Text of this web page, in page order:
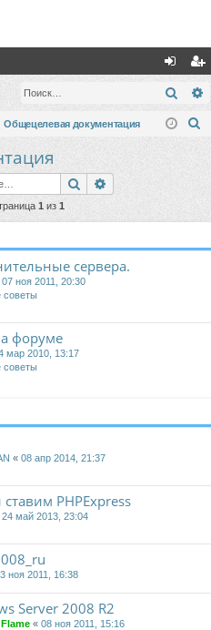
хо
д
ег
ис
Общецелевая документация
Поиск
1 из 1
сервера.
07 ноя 2011, 20:30
советы
форуме
мар 2010, 13:17
советы
« 08 апр 2014, 21:37
PHPExpress
24 май 2013, 23:04
ноя 2011, 16:38
Server 2008 R2
« 08 ноя 2011, 15:16